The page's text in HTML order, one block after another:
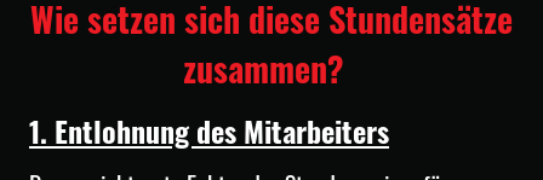
Wie setzen sich diese Stundensätze
zusammen?
1. Entlohnung des Mitarbeiters